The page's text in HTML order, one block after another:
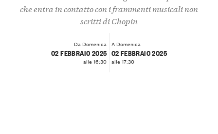
che entra in contatto con i frammenti musicali non
scritti di Chopin
Da Domenica
02 FEBBRAIO 2025
alle 16:30
A Domenica
02 FEBBRAIO 2025
alle 17:30